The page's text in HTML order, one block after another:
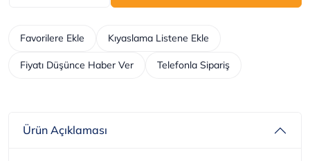
Telefonla Sipariş
Kıyaslama Listene Ekle
Favorilere Ekle
Fiyatı Düşünce Haber Ver
Ürün Açıklaması